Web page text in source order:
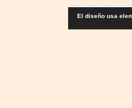
El diseño usa